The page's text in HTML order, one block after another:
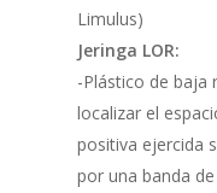
Limulus)
Jeringa LOR:
-Plástico de baja
localizar el
positiva ejercida
por una banda